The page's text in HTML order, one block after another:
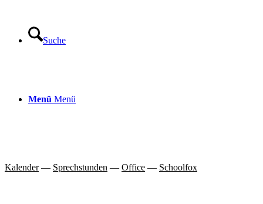
Suche
Menü Menü
Kalender— Sprechstunden — Office — Schoolfox